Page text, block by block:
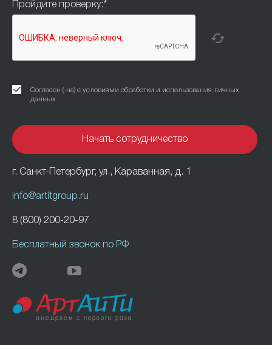
Пройдите проверку:*
Согласен (-на) с условиями обработки и использования личных
данных
г. Санкт-Петербург, ул., Караванная, д. 1
info@artitgroup.ru
8 (800) 200-20-97
Бесплатный звонок по РФ